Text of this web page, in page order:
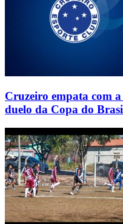
Cruzeiro empata com
duelo da Copa do